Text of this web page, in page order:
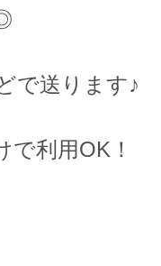
で送ります♪
で利用OK！